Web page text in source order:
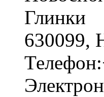
Глинки
630099,
Телефон: